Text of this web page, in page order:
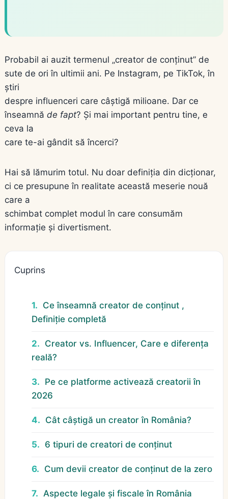
Probabil ai auzit termenul „creator de conținut” de
sute de ori în ultimii ani. Pe Instagram, pe TikTok, în
știri
despre influenceri care câștigă milioane. Dar ce
înseamnă de fapt? Și mai important pentru tine, e
ceva la
care te-ai gândit să încerci?
Hai să lămurim totul. Nu doar definiția din dicționar,
ci ce presupune în realitate această meserie nouă
care a
schimbat complet modul în care consumăm
informație și divertisment.
Cuprins
Ce înseamnă creator de conținut ,
Definiție completă
Creator vs. Influencer, Care e diferența
reală?
Pe ce platforme activează creatorii în
2026
Cât câștigă un creator în România?
6 tipuri de creatori de conținut
Cum devii creator de conținut de la zero
Aspecte legale și fiscale în România